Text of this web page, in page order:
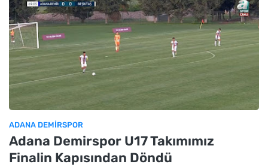
ADANA DEMIRSPOR
Adana Demirspor U17 Takımımız
Finalin Kapısından Döndü